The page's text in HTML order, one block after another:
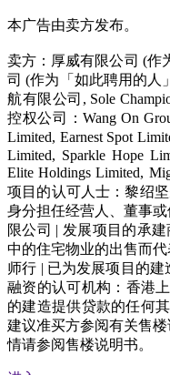
本广告由卖方发布。
卖方：厚威有限公司 (作
司 (作为「如此聘用的人
航有限公司, Sole
控权公司：Wang On
Limited, Earnest Spot
Limited, Sparkle Hope
Elite Holdings Limited,
项目的认可人士：黎绍
身分担任经营人、董事
限公司 | 发展项目的承
中的住宅物业的出售而
师行 | 已为发展项目的
融资的认可机构：香港
的建造提供贷款的任何
建议准买方参阅有关售
情请参阅售楼说明书。